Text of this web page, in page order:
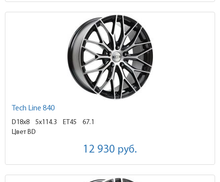
Tech Line 840
D18x8 5x114.3 ET45
67.1
Цвет BD
12 930 руб.